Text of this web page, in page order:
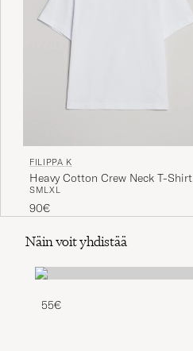
FILIPPA K
Heavy Cotton Crew Neck T-Shirt
White
SMLXL
90€
Näin voit yhdistää
55€